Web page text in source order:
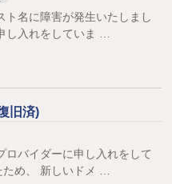
ト名に障害が発生いたしまし
し入れをしていま …
旧済)
ロバイダーに申し入れをして
め、 新しいドメ …